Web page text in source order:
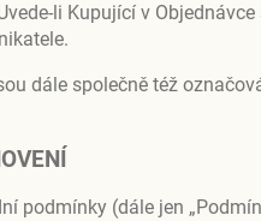
li Kupující v
dále společně též
podmínky (dále jen